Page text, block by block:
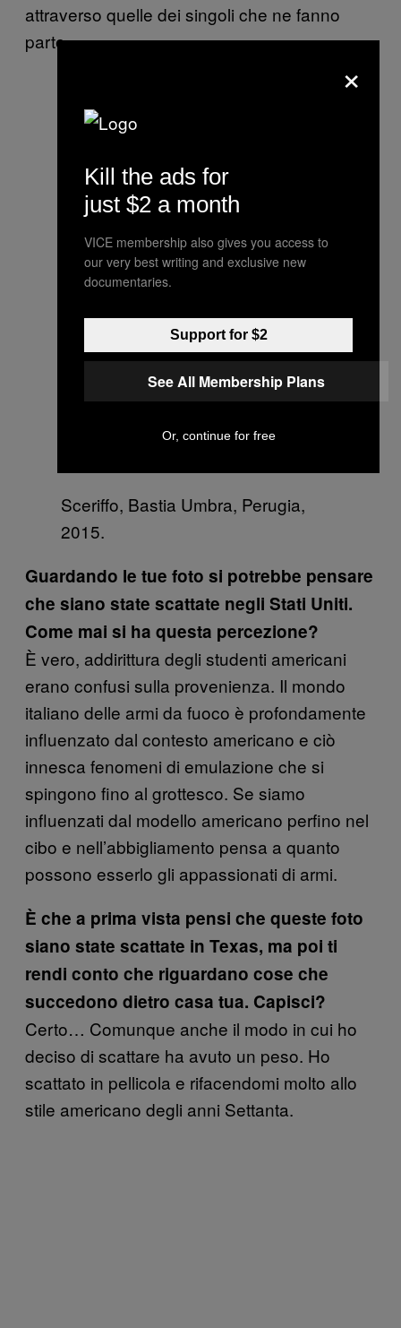
attraverso quelle dei singoli che ne fanno
parte.
Sceriffo, Bastia Umbra, Perugia,
2015.
Guardando le tue foto si potrebbe pensare
che siano state scattate negli Stati Uniti.
Come mai si ha questa percezione?
È vero, addirittura degli studenti americani
erano confusi sulla provenienza. Il mondo
italiano delle armi da fuoco è profondamente
influenzato dal contesto americano e ciò
innesca fenomeni di emulazione che si
spingono fino al grottesco. Se siamo
influenzati dal modello americano perfino nel
cibo e nell’abbigliamento pensa a quanto
possono esserlo gli appassionati di armi.
È che a prima vista pensi che queste foto
siano state scattate in Texas, ma poi ti
rendi conto che riguardano cose che
succedono dietro casa tua. Capisci?
Certo… Comunque anche il modo in cui ho
deciso di scattare ha avuto un peso. Ho
scattato in pellicola e rifacendomi molto allo
stile americano degli anni Settanta.
×
Kill the ads for
just $2 a month
VICE membership also gives you access to
our very best writing and exclusive new
documentaries.
Support for $2
See All Membership Plans
Or, continue for free